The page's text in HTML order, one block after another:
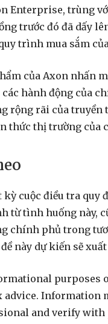
Enterprise, trùng
trước đó đã dấy
trình mua sắm
của Axon nhấn
hành động của
rộng rãi của truyền
thức thị trường của
kỳ cuộc điều tra
từ tình huống này,
chính phủ trong
này dự kiến sẽ
purposes
Information
and verify